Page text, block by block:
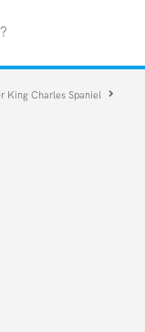
King Charles Spaniel